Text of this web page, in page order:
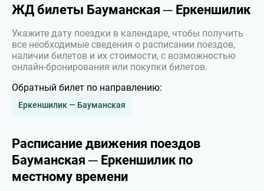
ЖД билеты Бауманская ─ Еркеншилик
Укажите дату поездки в календаре, чтобы получить
все необходимые сведения о расписании поездов,
наличии билетов и их стоимости, с возможностью
онлайн-бронирования или покупки билетов.
Обратный билет по направлению:
Еркеншилик — Бауманская
Расписание движения поездов
Бауманская ─ Еркеншилик по
местному времени